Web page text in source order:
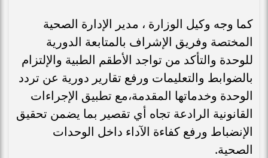
كما وجه وكيل الوزارة ، مدير الإدارة الصحية
المختصة وفريق الإشراف بالمتابعة الدورية
للوحدة والتأكد من تواجد الأطقم الطبية والإلتزام
بالضوابط والتعليمات ورفع تقارير دورية عن تردد
الوحدة وخدماتها المقدمة،مع تطبيق الإجراءات
القانونية الرادعة تجاه أي تقصير بما يضمن تحقيق
الإنضباط ورفع كفاءة الآداء داخل الوحدات
الصحية.